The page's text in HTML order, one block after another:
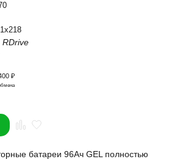
₽
батареи 96Ач GEL полностью